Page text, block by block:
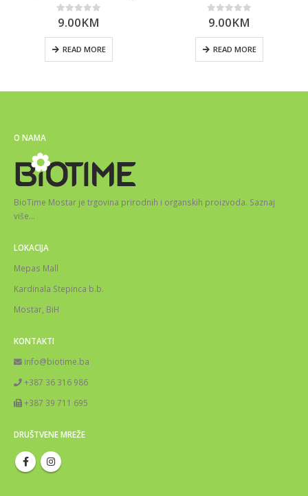
0out of 5
9.00KM
READ MORE
0out of 5
9.00KM
READ MORE
O NAMA
BioTime Mostar je trgovina prirodnih i organskih proizvoda. Saznaj
više…
LOKACIJA
Mepas Mall
Kardinala Stepinca b.b.
Mostar, BiH
KONTAKTI
info@biotime.ba
+387 36 316 986
+387 39 711 695
DRUŠTVENE MREŽE